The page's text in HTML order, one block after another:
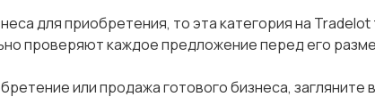
для приобретения, то эта категория на
проверяют каждое предложение перед его
или продажа готового бизнеса,